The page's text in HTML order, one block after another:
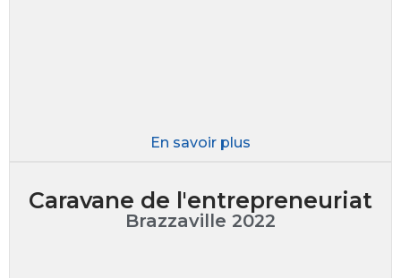
En savoir plus
Caravane de l'entrepreneuriat
Brazzaville 2022